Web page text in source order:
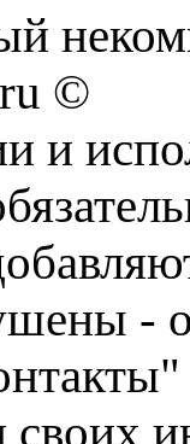
©
и
-